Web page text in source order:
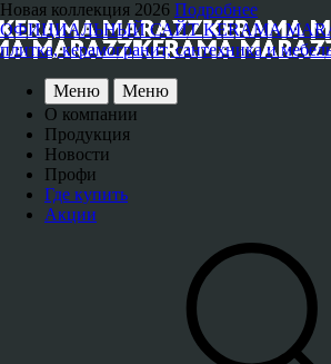
Новая коллекция 2026 Подробнее
ОФИЦИАЛЬНЫЙ САЙТ KERAMA
плитка, керамогранит, сантехника и
Меню
Меню
О компании
Продукция
Новости
Профи
Где купить
Акции